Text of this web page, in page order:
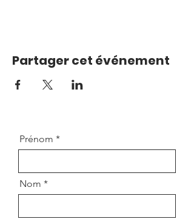
Partager cet événement
Prénom
Nom